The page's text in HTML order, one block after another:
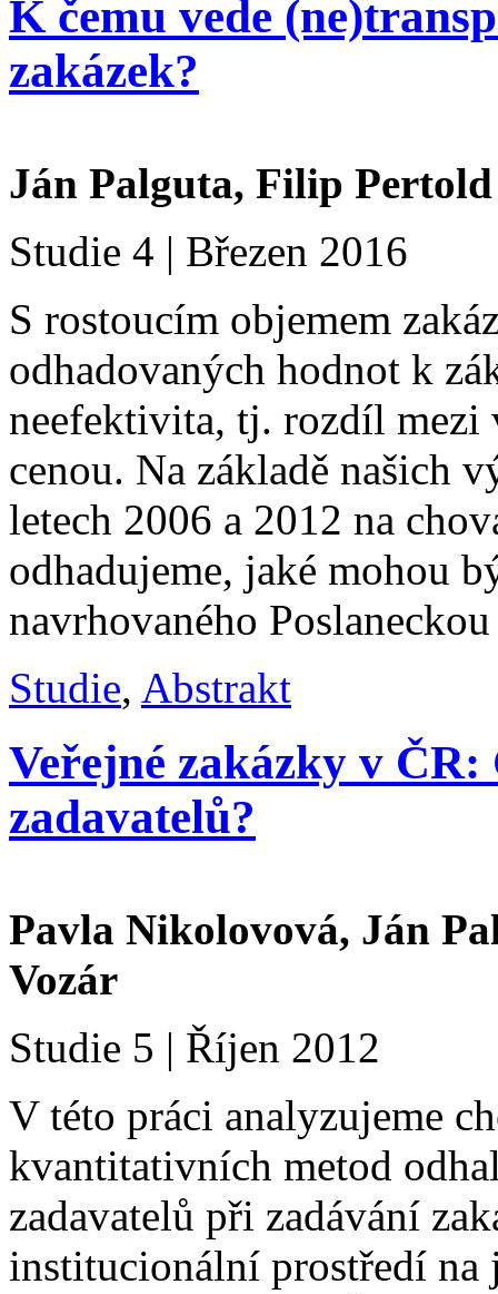
K čemu vede
zakázek?
Ján Palguta, Filip Pertold
Studie 4 | Březen 2016
S rostoucím objemem
odhadovaných hodnot k
neefektivita, tj. rozdíl mezi
cenou. Na základě našich
letech 2006 a 2012 na
odhadujeme, jaké mohou
navrhovaného
Studie, Abstrakt
Veřejné zakázky v
zadavatelů?
Pavla Nikolovová, Ján
Vozár
Studie 5 | Říjen 2012
V této práci analyzujeme
kvantitativních metod
zadavatelů při zadávání
institucionální prostředí na